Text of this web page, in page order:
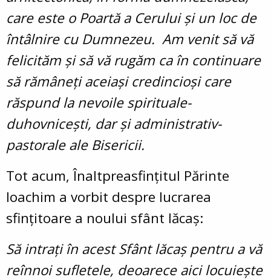
care este o Poartă a Cerului și un loc de
întâlnire cu Dumnezeu. Am venit să vă
felicităm și să vă rugăm ca în continuare
să rămâneți aceiași credincioși care
răspund la nevoile spirituale-
duhovnicești, dar și administrativ-
pastorale ale Bisericii.
Tot acum, Înaltpreasfințitul Părinte
Ioachim a vorbit despre lucrarea
sfințitoare a noului sfânt lăcaș:
Să intrați în acest Sfânt lăcaș pentru a vă
reînnoi sufletele, deoarece aici locuiește